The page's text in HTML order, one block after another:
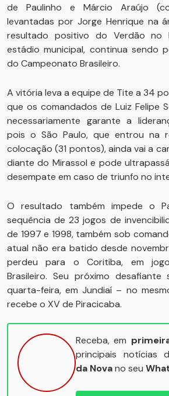
de Paulinho e Márcio Araújo
levantadas por Jorge Henrique na
resultado positivo do Verdão no
estádio municipal, continua sendo
do Campeonato Brasileiro.
A vitória leva a equipe de Tite a 34
que os comandados de Luiz Felipe
necessariamente garante a
pois o São Paulo, que entrou na
colocação (31 pontos), ainda vai a
diante do Mirassol e pode
desempate em caso de triunfo no
O resultado também impede o
sequência de 23 jogos de
de 1997 e 1998, também sob
atual não era batido desde
perdeu para o Coritiba, em
Brasileiro. Seu próximo desafiante
quarta-feira, em Jundiaí – no
recebe o XV de Piracicaba.
Receba, em
principais notícias
da Novano seu